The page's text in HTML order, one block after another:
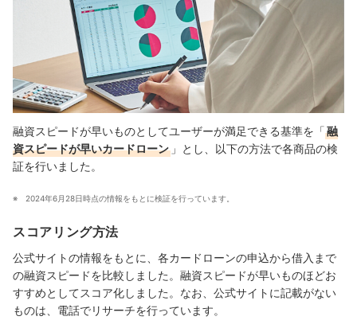
融資スピードが早いものとしてユーザーが満足できる基準を「融
資スピードが早いカードローン 」とし、以下の方法で各商品の検
証を行いました。
2024年6月28日時点の情報をもとに検証を行っています。
スコアリング方法
公式サイトの情報をもとに、各カードローンの申込から借入まで
の融資スピードを比較しました。融資スピードが早いものほどお
すすめとしてスコア化しました。なお、公式サイトに記載がない
ものは、電話でリサーチを行っています。